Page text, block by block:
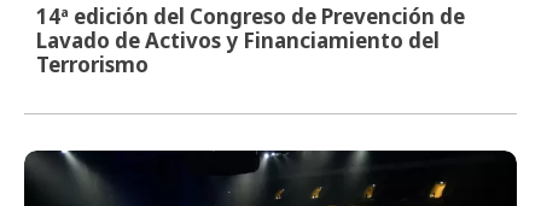
14ª edición del Congreso de Prevención de
Lavado de Activos y Financiamiento del
Terrorismo